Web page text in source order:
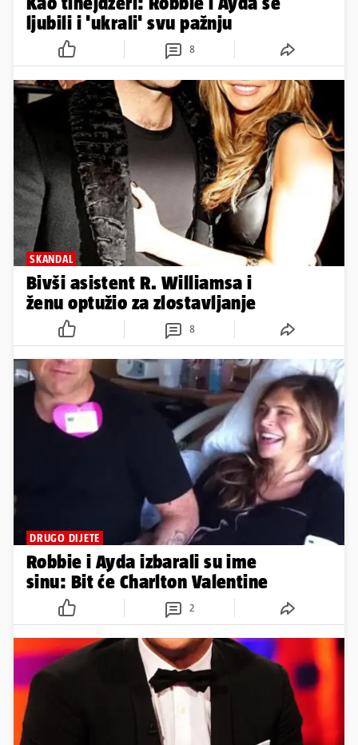
ljubili i 'ukrali' svu pažnju
8
SKANDAL
Bivši asistent R. Williamsa i
ženu optužio za zlostavljanje
8
DRUGO DIJETE
Robbie i Ayda izbarali su ime
sinu: Bit će Charlton Valentine
2